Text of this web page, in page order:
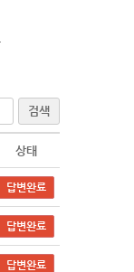
검색
상태
답변완료
답변완료
답변완료